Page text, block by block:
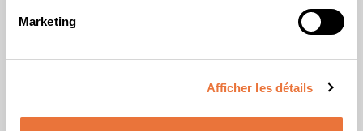
Marketing
Afficher les détails